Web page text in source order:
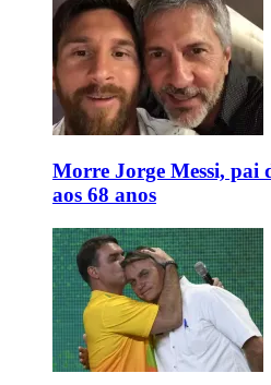
Morre Jorge Messi, pai
aos 68 anos